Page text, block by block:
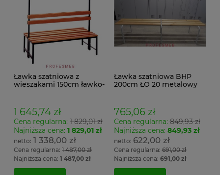
Ławka szatniowa z
wieszakami 150cm ławko-
1 645,74 zł
Cena regularna: 1 829,01 zł
Najniższa cena: 1 829,01 zł
1 338,00 zł
Cena regularna: 1 487,00 zł
Najniższa cena: 1 487,00 zł
Ławka szatniowa BHP
200cm ŁO 20 metalowy
765,06 zł
Cena regularna:849,93 zł
Najniższa cena: 849,93 zł
622,00 zł
Cena regularna:691,00 zł
Najniższa cena: 691,00 zł